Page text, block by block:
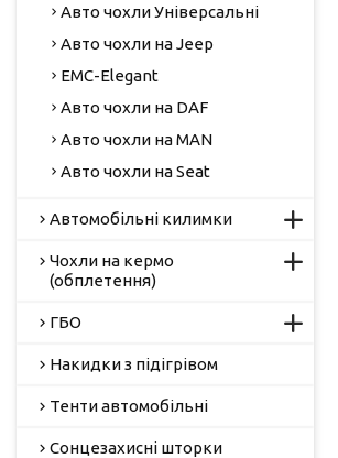
Авто чохли Універсальні
Авто чохли на Jeep
EMC-Elegant
Авто чохли на DAF
Авто чохли на MAN
Авто чохли на Seat
Автомобільні килимки
Чохли на кермо
(обплетення)
ГБО
Накидки з підігрівом
Тенти автомобільні
Сонцезахисні шторки